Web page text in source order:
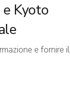
Kyoto
e fornire il